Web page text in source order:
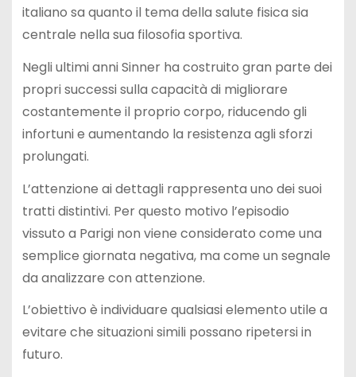
italiano sa quanto il tema della salute fisica sia
centrale nella sua filosofia sportiva.
Negli ultimi anni Sinner ha costruito gran parte dei
propri successi sulla capacità di migliorare
costantemente il proprio corpo, riducendo gli
infortuni e aumentando la resistenza agli sforzi
prolungati.
L’attenzione ai dettagli rappresenta uno dei suoi
tratti distintivi. Per questo motivo l’episodio
vissuto a Parigi non viene considerato come una
semplice giornata negativa, ma come un segnale
da analizzare con attenzione.
L’obiettivo è individuare qualsiasi elemento utile a
evitare che situazioni simili possano ripetersi in
futuro.